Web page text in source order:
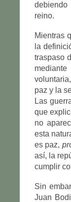
debiendo
reino.
Mientras
la
traspaso
paz y la
Las
que
no
esta
es paz,
así, la
cumplir
Sin
Juan